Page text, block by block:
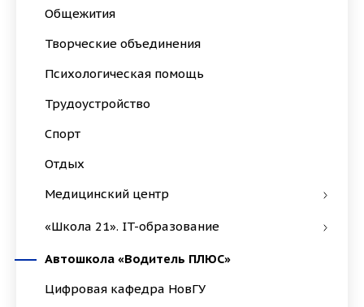
Общежития
Творческие объединения
Психологическая помощь
Трудоустройство
Спорт
Отдых
Медицинский центр
«Школа 21». IT-образование
Автошкола «Водитель ПЛЮС»
Цифровая кафедра НовГУ